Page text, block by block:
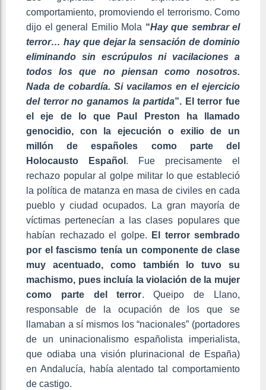
comportamiento, promoviendo el terrorismo. Como
dijo el general Emilio Mola “Hay que sembrar el
terror… hay que dejar la sensación de dominio
eliminando sin escrúpulos ni vacilaciones a
todos los que no piensan como nosotros.
Nada de cobardía. Si vacilamos en el ejercicio
del terror no ganamos la partida”. El terror fue
el eje de lo que Paul Preston ha llamado
genocidio, con la ejecución o exilio de un
millón de españoles como parte del
Holocausto Español . Fue precisamente el
rechazo popular al golpe militar lo que estableció
la política de matanza en masa de civiles en cada
pueblo y ciudad ocupados. La gran mayoría de
víctimas pertenecían a las clases populares que
habían rechazado el golpe.
El terror sembrado
por el fascismo tenía un componente de clase
muy acentuado, como también lo tuvo su
machismo, pues incluía la violación de la mujer
como parte del terror. Queipo de Llano,
responsable de la ocupación de los que se
llamaban a sí mismos los “nacionales” (portadores
de un uninacionalismo españolista imperialista,
que odiaba una visión plurinacional de España)
en Andalucía, había alentado tal comportamiento
de castigo.